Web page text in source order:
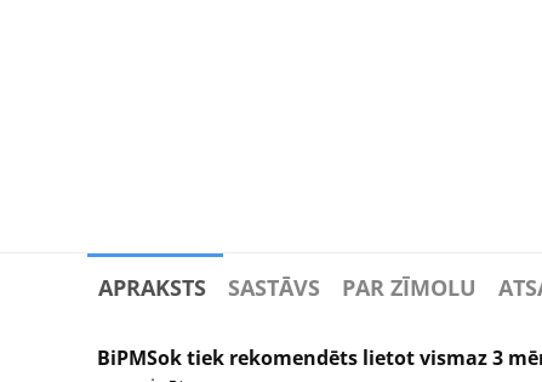
APRAKSTS SASTĀVS PAR ZĪMOLU
BiPMSok tiek rekomendēts lietot vismaz 3